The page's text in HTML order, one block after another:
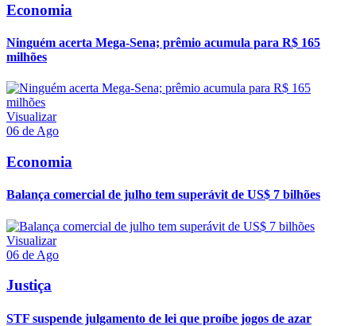
Economia
Ninguém acerta Mega-Sena; prêmio acumula para R$ 165
milhões
Visualizar
06 de Ago
Economia
Balança comercial de julho tem superávit de US$ 7 bilhões
Visualizar
06 de Ago
Justiça
STF suspende julgamento de lei que proíbe jogos de azar